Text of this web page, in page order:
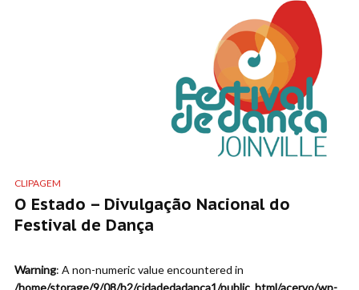
CLIPAGEM
O Estado – Divulgação Nacional do
Festival de Dança
Warning: A non-numeric value encountered in
/home/storage/9/08/b2/cidadedadanca1/public_html/acervo/wp-